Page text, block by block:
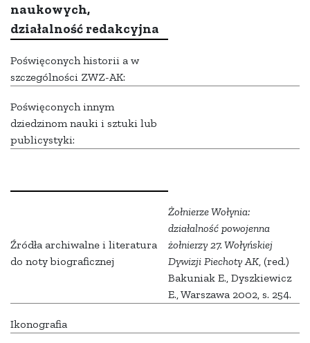
naukowych,
działalność redakcyjna
Poświęconych historii a w
szczególności ZWZ-AK:
Poświęconych innym
dziedzinom nauki i sztuki lub
publicystyki:
Źródła archiwalne i literatura
do noty biograficznej
Żołnierze Wołynia:
działalność powojenna
żołnierzy 27. Wołyńskiej
Dywizji Piechoty AK, (red.)
Bakuniak E., Dyszkiewicz
E., Warszawa 2002, s. 254.
Ikonografia